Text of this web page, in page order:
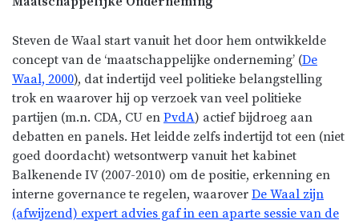
Steven de Waal start vanuit het door hem ontwikkelde
concept van de ‘maatschappelijke onderneming’ (De
Waal, 2000), dat indertijd veel politieke belangstelling
trok en waarover hij op verzoek van veel politieke
partijen (m.n. CDA, CU en PvdA) actief bijdroeg aan
debatten en panels. Het leidde zelfs indertijd tot een (niet
goed doordacht) wetsontwerp vanuit het kabinet
Balkenende IV (2007-2010) om de positie, erkenning en
interne governance te regelen, waarover De Waal zijn
(afwijzend) expert advies gaf in een aparte sessie van de